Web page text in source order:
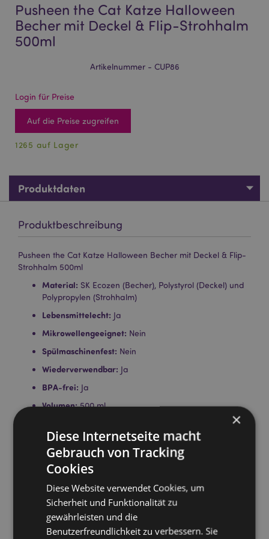
Pusheen the Cat Katze Halloween
Becher mit Deckel & Flip-Strohhalm
500ml
Artikelnummer - CUP86
Login für Preise
Auf die Preise zugreifen
1265 auf Lager
Produktdaten
Produktbeschreibung
Pusheen the Cat Katze Halloween Becher mit Deckel & Flip-
Strohhalm 500ml
Material: SK Ecozen (Becher), Polystyrol (Deckel) und
Polypropylen (Strohhalm)
Lebensmittelecht: Ja
Mikrowellengeeignet: Nein
Spülmaschinenfest: Nein
Wiederverwendbar: Ja
BPA-frei: Ja
Volumen:500 ml
Unsere doppelwandigen Becher
halten kalte Flüssigkeiten länger kühl. Sie sind nicht für
heiße Flüssigkeiten geeignet.
Sicherheitsinformation:
Lizenz-Informationen:Dieses Produkt ist für die unten
aufgeführten Länder vollständig lizenziert. Wenn Sie sich
außerhalb dieser Gebiete befinden, versuchen Sie bitte
×
Diese Internetseite macht
Gebrauch von Tracking
Cookies
Diese Website verwendet Cookies, um
Sicherheit und Funktionalität zu
gewährleisten und die
Benutzerfreundlichkeit zu verbessern. Sie